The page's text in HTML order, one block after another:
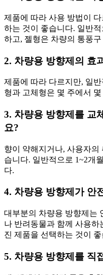
제품에 따라 사용 방법이
하는 것이 좋습니다. 일반
하고, 젤형은 차량의 통풍
2. 차량용 방향제의 효
제품에 따라 다르지만, 일
형과 고체형은 몇 주에서
3. 차량용 방향제를 교
요?
향이 약해지거나, 사용자의
습니다. 일반적으로 1~2개
다.
4. 차량용 방향제가 안
대부분의 차량용 방향제는
나 반려동물과 함께 사용하
진 제품을 선택하는 것이
5. 차량용 방향제를 직